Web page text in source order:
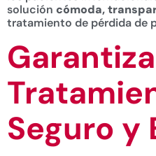
solución cómoda,
tratamiento de pérdida de
Seguro y